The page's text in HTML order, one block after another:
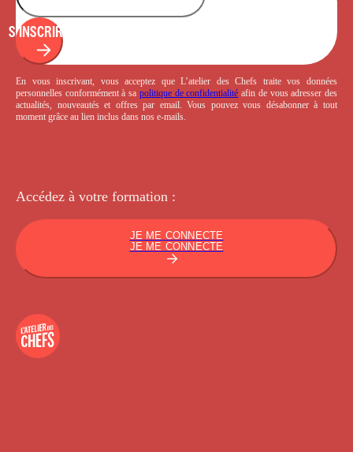
S'INSCRIRE
En vous inscrivant, vous acceptez que L’atelier des Chefs traite vos données
personnelles conformément à sa politique de confidentialité afin de vous adresser des
actualités, nouveautés et offres par email. Vous pouvez vous désabonner à tout
moment grâce au lien inclus dans nos e-mails.
Accédez à votre formation :
JE ME CONNECTE
JE ME CONNECTE